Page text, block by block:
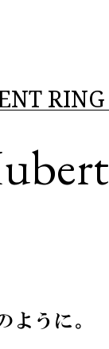
RING
ように。